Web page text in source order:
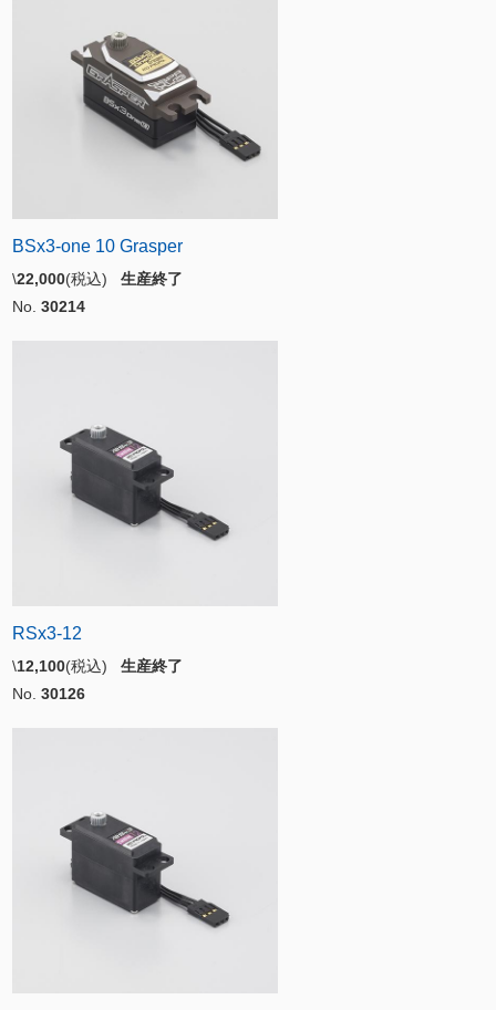
BSx3-one 10 Grasper
\22,000(税込) 生産終了
No. 30214
RSx3-12
\12,100(税込) 生産終了
No. 30126